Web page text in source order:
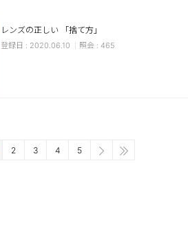
レンズの正しい 「捨て方」
2020.06.10 465
2 3 4 5